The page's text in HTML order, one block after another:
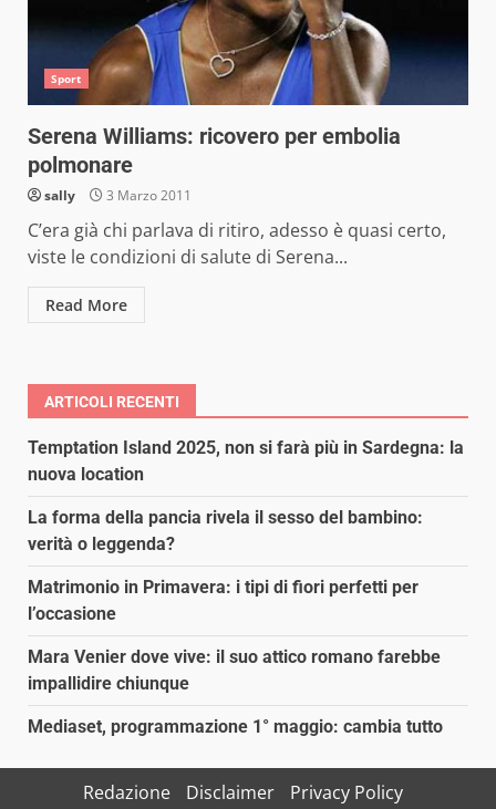
Sport
Serena Williams: ricovero per embolia
polmonare
sally 3 Marzo 2011
C’era già chi parlava di ritiro, adesso è quasi certo,
viste le condizioni di salute di Serena...
Read More
ARTICOLI RECENTI
Temptation Island 2025, non si farà più in Sardegna: la
nuova location
La forma della pancia rivela il sesso del bambino:
verità o leggenda?
Matrimonio in Primavera: i tipi di fiori perfetti per
l’occasione
Mara Venier dove vive: il suo attico romano farebbe
impallidire chiunque
Mediaset, programmazione 1° maggio: cambia tutto
Redazione Disclaimer Privacy Policy